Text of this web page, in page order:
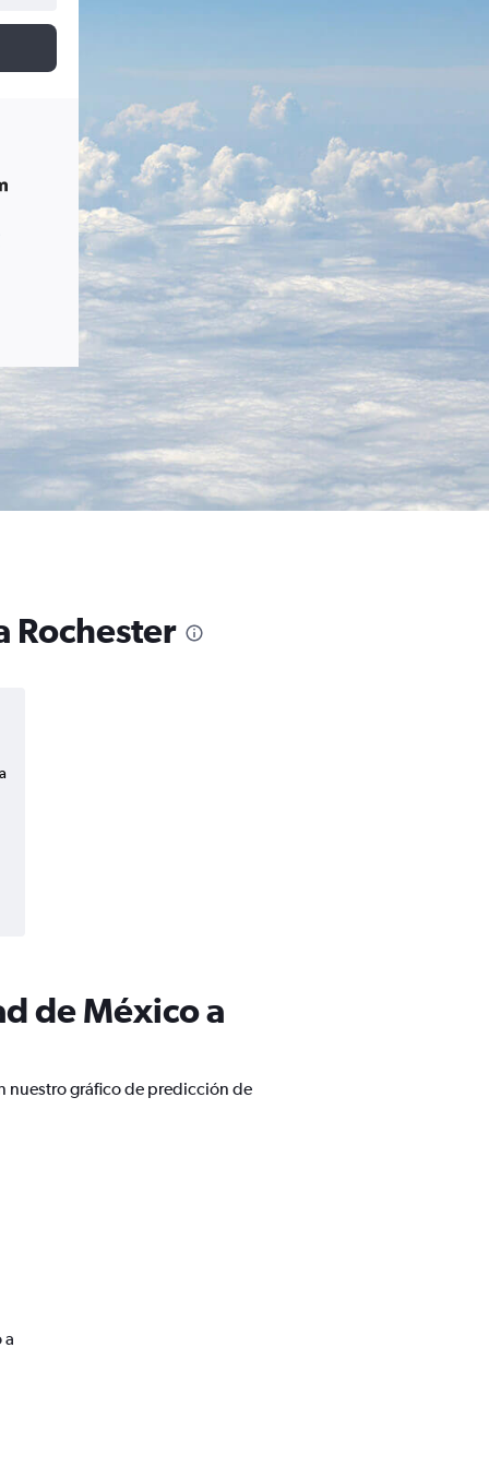
Rochester
de México a
nuestro gráfico de predicción de
a